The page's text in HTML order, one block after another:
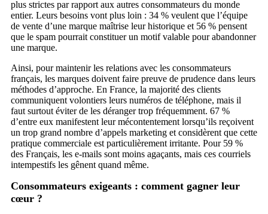
plus strictes par rapport aux autres consommateurs du monde
entier. Leurs besoins vont plus loin : 34 % veulent que l’équipe
de vente d’une marque maîtrise leur historique et 56 % pensent
que le spam pourrait constituer un motif valable pour abandonner
une marque.
Ainsi, pour maintenir les relations avec les consommateurs
français, les marques doivent faire preuve de prudence dans leurs
méthodes d’approche. En France, la majorité des clients
communiquent volontiers leurs numéros de téléphone, mais il
faut surtout éviter de les déranger trop fréquemment. 67 %
d’entre eux manifestent leur mécontentement lorsqu’ils reçoivent
un trop grand nombre d’appels marketing et considèrent que cette
pratique commerciale est particulièrement irritante. Pour 59 %
des Français, les e-mails sont moins agaçants, mais ces courriels
intempestifs les gênent quand même.
Consommateurs exigeants : comment gagner leur
cœur ?